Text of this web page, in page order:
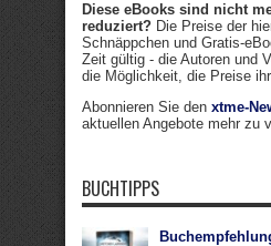
Diese eBooks sind nicht
reduziert? Die Preise der
Schnäppchen und Gratis-
Zeit gültig - die Autoren und
die Möglichkeit, die Preise
Abonnieren Sie den xtme-
aktuellen Angebote mehr zu
BUCHTIPPS